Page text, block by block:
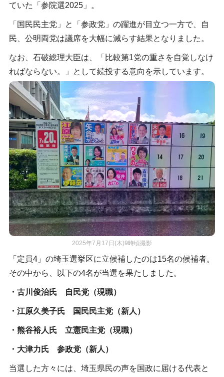
ていた「参院選2025」。
「国民民主党」と「参政党」の躍進が目立つ一方で、自
民、公明両党は議席を大幅に減らす結果となりました。
なお、石破総理大臣は、「比較第1党の重さを自覚しなけ
ればならない。」として続投する意向を示しています。
2025年7月17日(木)9時頃撮影
「定員4」の埼玉選挙区に立候補したのは15名の候補者。
その中から、以下の4名が当選を果たしました。
・古川俊治氏 自民党（現職）
・江原久美子氏 国民民主党（新人）
・熊谷裕人氏 立憲民主党（現職）
・大津力氏 参政党（新人）
当選した方々には、埼玉県民の声を国政に届ける代表と